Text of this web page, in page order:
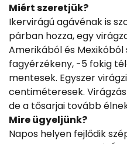
Miért szeretjük?
Ikervirágú agávénak is
párban hozza, egy
Amerikából és
fagyérzékeny, -5 fokig
mentesek. Egyszer
centiméteresek.
de a tősarjai tovább
Mire ügyeljünk?
Napos helyen fejlődik